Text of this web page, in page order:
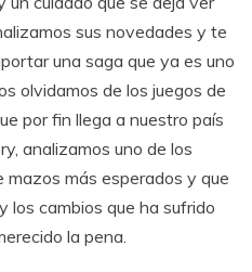
sus novedades y te
una saga que ya es uno
olvidamos de los juegos de
por fin llega a nuestro país
analizamos uno de los
mazos más esperados y que
los cambios que ha sufrido
la pena.